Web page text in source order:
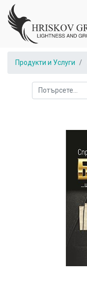
Продукти и Услуги